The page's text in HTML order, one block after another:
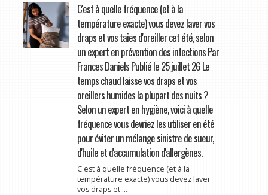
C'est à quelle fréquence (et à la
température exacte) vous devez laver vos
draps et vos taies d'oreiller cet été, selon
un expert en prévention des infections Par
Frances Daniels Publié le 25 juillet 26 Le
temps chaud laisse vos draps et vos
oreillers humides la plupart des nuits ?
Selon un expert en hygiène, voici à quelle
fréquence vous devriez les utiliser en été
pour éviter un mélange sinistre de sueur,
d'huile et d'accumulation d'allergènes.
C'est à quelle fréquence (et à la
température exacte) vous devez laver
vos draps et ...